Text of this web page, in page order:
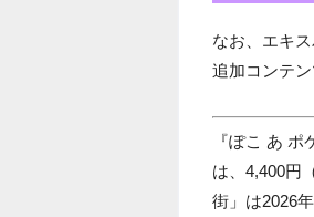
なお、エキ
追加コンテ
『ぽこ あ
は、4,400円
街」は2026